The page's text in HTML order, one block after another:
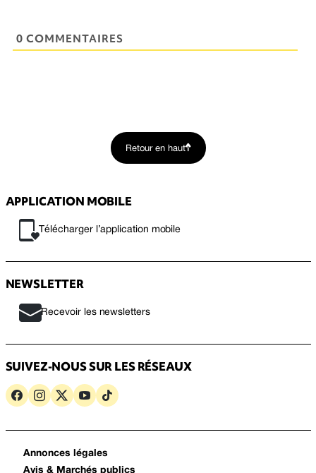
0 COMMENTAIRES
Retour en haut
APPLICATION MOBILE
Télécharger l’application mobile
NEWSLETTER
Recevoir les newsletters
SUIVEZ-NOUS SUR LES RÉSEAUX
Annonces légales
Avis & Marchés publics